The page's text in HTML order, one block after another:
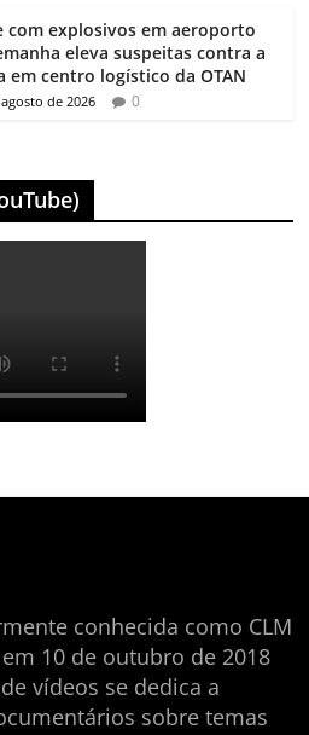
com explosivos em aeroporto
eleva suspeitas contra a
em centro logístico da OTAN
de 2026 0
conhecida como CLM
10 de outubro de 2018
vídeos se dedica a
sobre temas